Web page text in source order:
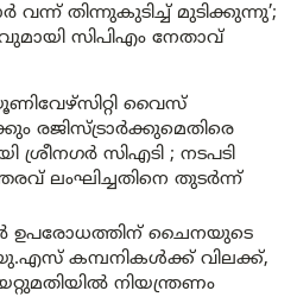
തിന്നുകുടിച്ച് മുടിക്കുന്നു’;
സിപിഎം നേതാവ്
വൈസ്
രജിസ്ട്രാർക്കുമെതിരെ
ശ്രീനഗർ സിഎടി ; നടപടി
ലംഘിച്ചതിനെ തുടർന്ന്
ഉപരോധത്തിന് ചൈനയുടെ
6 യു.എസ് കമ്പനികൾക്ക് വിലക്ക്,
നിയന്ത്രണം